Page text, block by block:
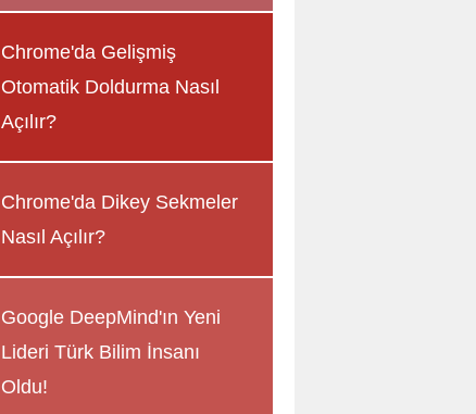
Chrome'da Gelişmiş
Otomatik Doldurma Nasıl
Açılır?
Chrome'da Dikey Sekmeler
Nasıl Açılır?
Google DeepMind'ın Yeni
Lideri Türk Bilim İnsanı
Oldu!